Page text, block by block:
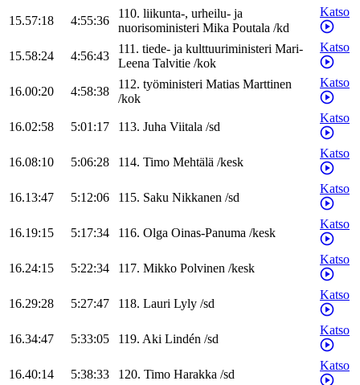
15.57:18 4:55:36
110. liikunta-, urheilu- ja
nuorisoministeri Mika Poutala /kd
Katso
15.58:24 4:56:43
111. tiede- ja kulttuuriministeri Mari-
Leena Talvitie /kok
Katso
16.00:20 4:58:38
112. työministeri Matias Marttinen
/kok
Katso
16.02:58 5:01:17 113. Juha Viitala /sd
Katso
16.08:10 5:06:28 114. Timo Mehtälä /kesk
Katso
16.13:47 5:12:06 115. Saku Nikkanen /sd
Katso
16.19:15 5:17:34 116. Olga Oinas-Panuma /kesk
Katso
16.24:15 5:22:34 117. Mikko Polvinen /kesk
Katso
16.29:28 5:27:47 118. Lauri Lyly /sd
Katso
16.34:47 5:33:05 119. Aki Lindén /sd
Katso
16.40:14 5:38:33 120. Timo Harakka /sd
Katso